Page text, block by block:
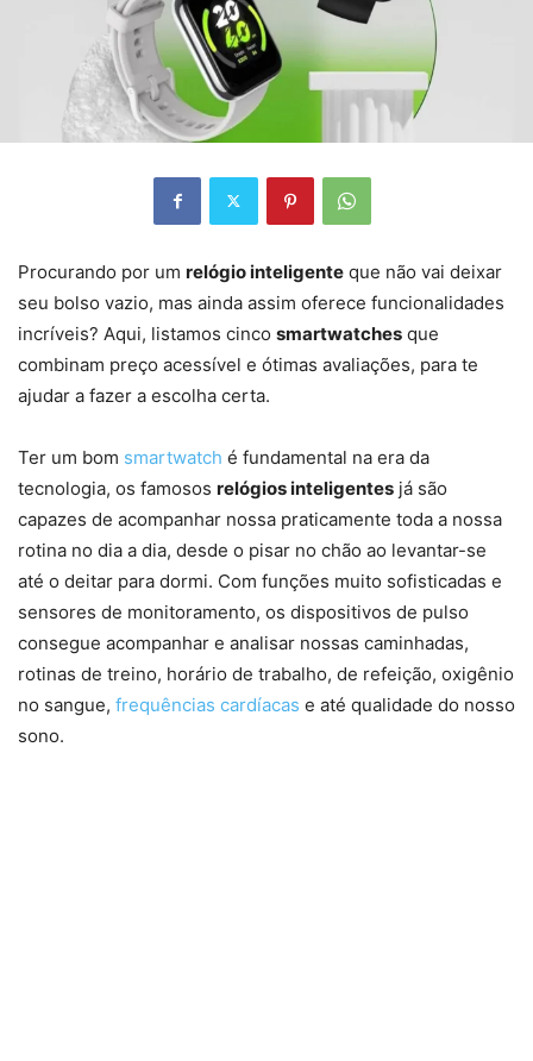
Procurando por um relógio inteligente que não vai deixar
seu bolso vazio, mas ainda assim oferece funcionalidades
incríveis? Aqui, listamos cinco smartwatches que
combinam preço acessível e ótimas avaliações, para te
ajudar a fazer a escolha certa.
Ter um bom smartwatch é fundamental na era da
tecnologia, os famosos relógios inteligentes já são
capazes de acompanhar nossa praticamente toda a nossa
rotina no dia a dia, desde o pisar no chão ao levantar-se
até o deitar para dormi. Com funções muito sofisticadas e
sensores de monitoramento, os dispositivos de pulso
consegue acompanhar e analisar nossas caminhadas,
rotinas de treino, horário de trabalho, de refeição, oxigênio
no sangue, frequências cardíacas e até qualidade do nosso
sono.